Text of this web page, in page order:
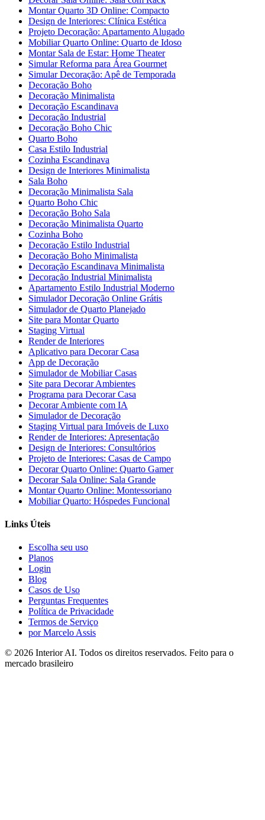
Montar Quarto 3D Online: Compacto
Design de Interiores: Clínica Estética
Projeto Decoração: Apartamento Alugado
Mobiliar Quarto Online: Quarto de Idoso
Montar Sala de Estar: Home Theater
Simular Reforma para Área Gourmet
Simular Decoração: Apê de Temporada
Decoração Boho
Decoração Minimalista
Decoração Escandinava
Decoração Industrial
Decoração Boho Chic
Quarto Boho
Casa Estilo Industrial
Cozinha Escandinava
Design de Interiores Minimalista
Sala Boho
Decoração Minimalista Sala
Quarto Boho Chic
Decoração Boho Sala
Decoração Minimalista Quarto
Cozinha Boho
Decoração Estilo Industrial
Decoração Boho Minimalista
Decoração Escandinava Minimalista
Decoração Industrial Minimalista
Apartamento Estilo Industrial Moderno
Simulador Decoração Online Grátis
Simulador de Quarto Planejado
Site para Montar Quarto
Staging Virtual
Render de Interiores
Aplicativo para Decorar Casa
App de Decoração
Simulador de Mobiliar Casas
Site para Decorar Ambientes
Programa para Decorar Casa
Decorar Ambiente com IA
Simulador de Decoração
Staging Virtual para Imóveis de Luxo
Render de Interiores: Apresentação
Design de Interiores: Consultórios
Projeto de Interiores: Casas de Campo
Decorar Quarto Online: Quarto Gamer
Decorar Sala Online: Sala Grande
Montar Quarto Online: Montessoriano
Mobiliar Quarto: Hóspedes Funcional
Links Úteis
Escolha seu uso
Planos
Login
Blog
Casos de Uso
Perguntas Frequentes
Política de Privacidade
Termos de Serviço
por Marcelo Assis
© 2026 Interior AI. Todos os direitos reservados. Feito para o
mercado brasileiro